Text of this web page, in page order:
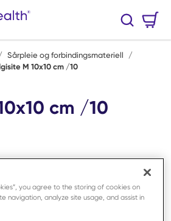
Søk
Sårpleie og forbindingsmateriell
/
M 10x10 cm /10
cm /10
you agree to the storing of cookies on
navigation, analyze site usage, and assist in